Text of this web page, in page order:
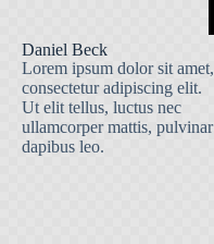
Daniel Beck
Lorem ipsum dolor sit amet,
consectetur adipiscing elit.
Ut elit tellus, luctus nec
ullamcorper mattis, pulvinar
dapibus leo.